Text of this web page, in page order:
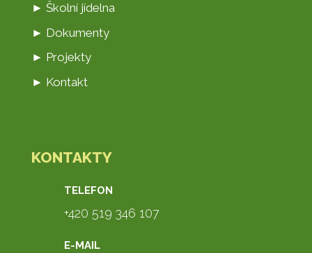
► Školní jídelna
► Dokumenty
► Projekty
► Kontakt
KONTAKTY
TELEFON
+420 519 346 107
E-MAIL